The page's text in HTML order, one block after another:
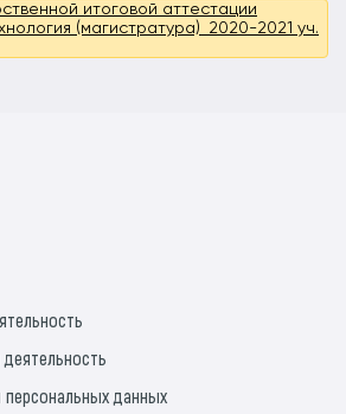
итоговой аттестации
(магистратура)_2020-2021 уч.
данных